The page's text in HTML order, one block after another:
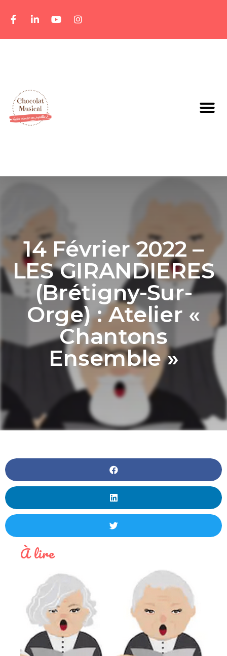
14 Février 2022 –
LES GIRANDIERES
(Brétigny-Sur-
Orge) : Atelier «
Chantons
Ensemble »
À lire